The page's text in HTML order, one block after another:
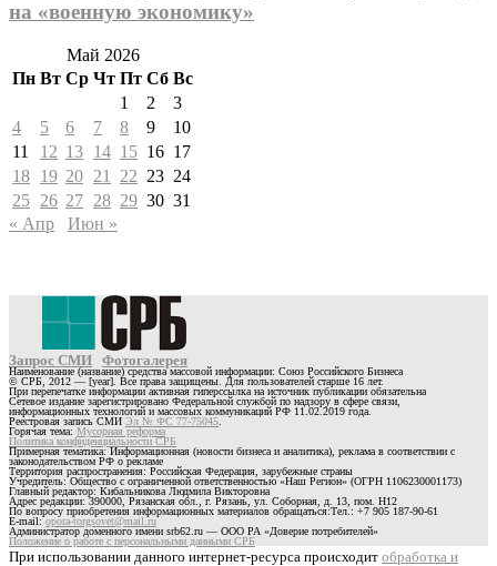
на «военную экономику»
Май 2026
Пн Вт Ср Чт Пт Сб Вс
1
2
3
4
5 6 7 8 9
10
11
12 13 14 15 16 17
18 19 20 21 22 23 24
25 26 27 28 29 30 31
« Апр
Июн »
Запрос СМИ Фотогалерея
Наименование (название) средства массовой информации: Союз Российского Бизнеса
© СРБ, 2012 — [year]. Все права защищены. Для пользователей старше 16 лет.
При перепечатке информации активная гиперссылка на источник публикации обязательна
Сетевое издание зарегистрировано Федеральной службой по надзору в сфере связи,
информационных технологий и массовых коммуникаций РФ 11.02.2019 года.
Реестровая запись СМИ Эл № ФС 77-75045
Горячая тема: Мусорная реформа
Политика конфиденциальности СРБ
Примерная тематика: Информационная (новости бизнеса и аналитика), реклама в соответствии с
законодательством РФ о рекламе
Территория распространения: Российская Федерация, зарубежные страны
Учредитель: Общество с ограниченной ответственностью «Наш Регион» (ОГРН 1106230001173)
Главный редактор: Кибальникова Людмила Викторовна
Адрес редакции: 390000, Рязанская обл., г. Рязань, ул. Соборная, д. 13, пом. Н12
По вопросу приобретения информационных материалов обращаться:Тел.: +7 905 187-90-61
E-mail:opora-torgsovet@mail.ru
Администратор доменного имени srb62.ru — ООО РА «Доверие потребителей»
Положение о работе с персональными данными СРБ
При использовании данного интернет-ресурса происходит обработка и